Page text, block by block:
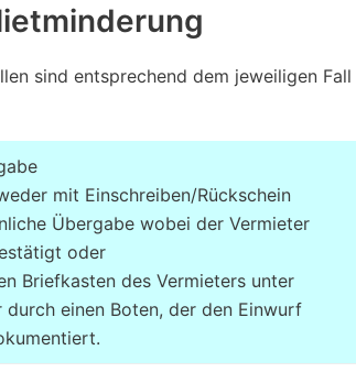
sind entsprechend dem jeweiligen Fall
mit Einschreiben/Rückschein
Übergabe wobei der Vermieter
oder
Briefkasten des Vermieters unter
durch einen Boten, der den Einwurf